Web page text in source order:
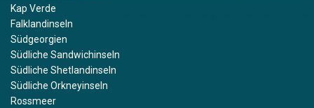
Kap Verde
Falklandinseln
Südgeorgien
Südliche Sandwichinseln
Südliche Shetlandinseln
Südliche Orkneyinseln
Rossmeer